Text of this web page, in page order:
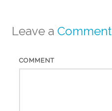
Leave a Comment
COMMENT